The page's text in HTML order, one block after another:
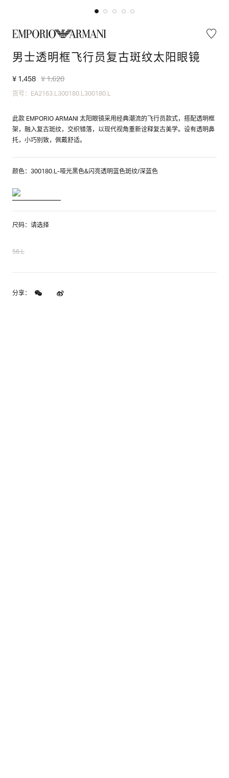
男士透明框飞行员复古斑纹太阳眼镜
¥ 1,458 ¥ 1,620
货号：EA2163.L300180.L300180.L
此款 EMPORIO ARMANI 太阳眼镜采用经典潮流的飞行员款式，搭配透明框
架，融入复古斑纹，交织错落，以现代视角重新诠释复古美学。设有透明鼻
托，小巧别致，佩戴舒适。
颜色：300180.L-哑光黑色&闪亮透明蓝色斑纹/深蓝色
尺码：请选择
56.L
分享：